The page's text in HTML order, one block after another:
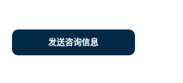
发送咨询信息